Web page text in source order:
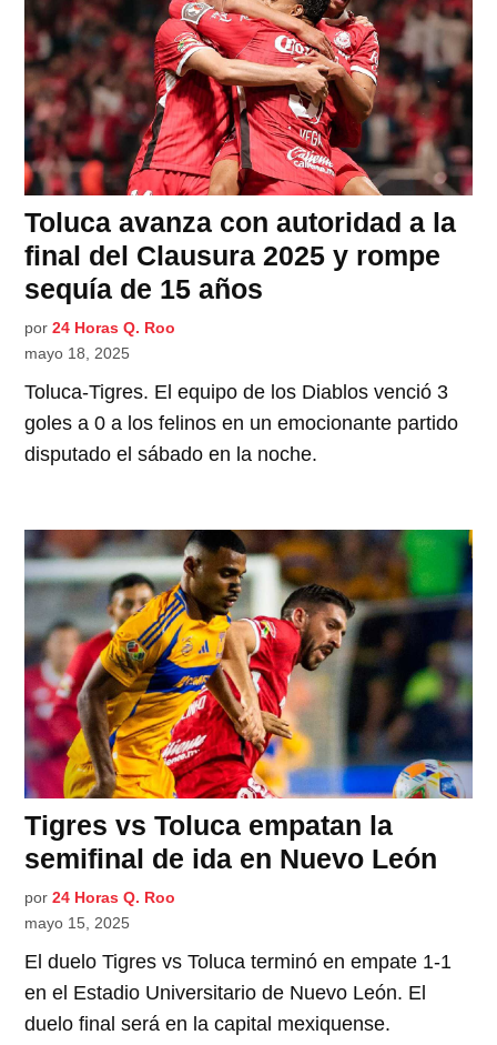
Toluca avanza con autoridad a la
final del Clausura 2025 y rompe
sequía de 15 años
por 24 Horas Q. Roo
mayo 18, 2025
Toluca-Tigres. El equipo de los Diablos venció 3
goles a 0 a los felinos en un emocionante partido
disputado el sábado en la noche.
Tigres vs Toluca empatan la
semifinal de ida en Nuevo León
por 24 Horas Q. Roo
mayo 15, 2025
El duelo Tigres vs Toluca terminó en empate 1-1
en el Estadio Universitario de Nuevo León. El
duelo final será en la capital mexiquense.